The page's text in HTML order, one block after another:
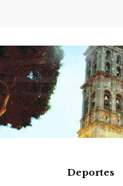
Deportes